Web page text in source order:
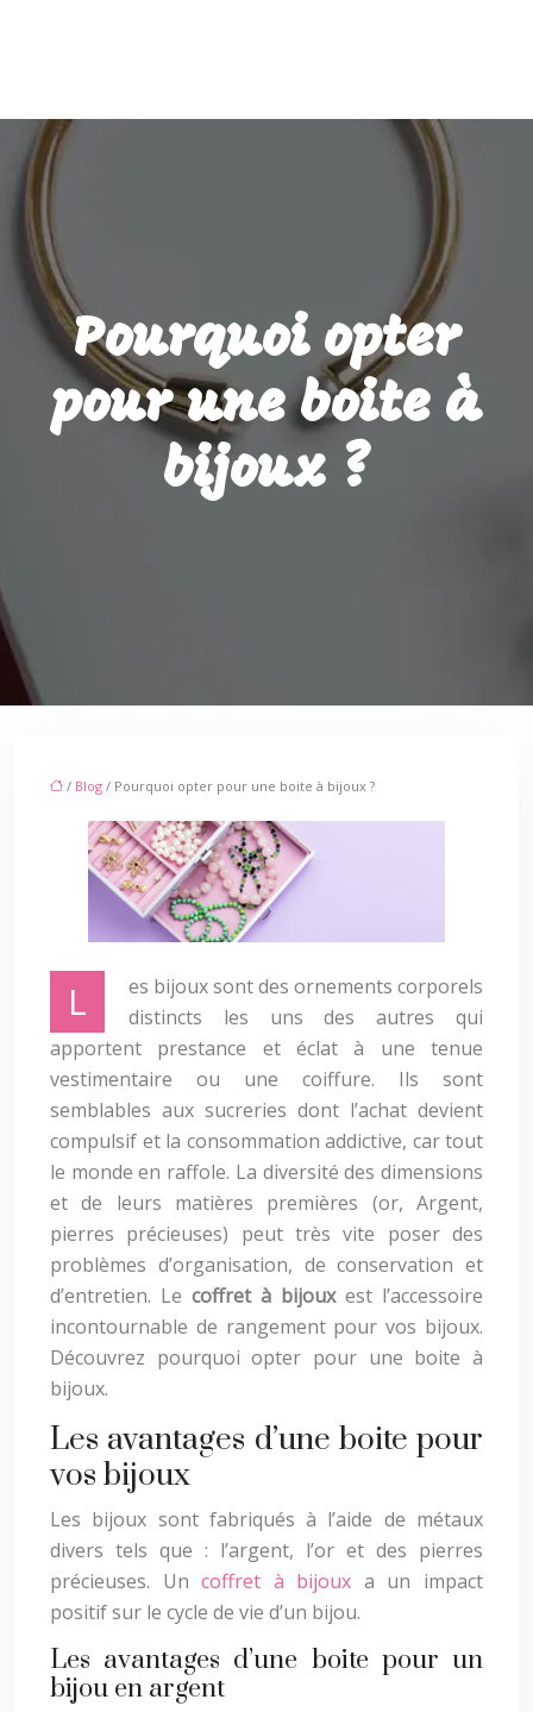
Pourquoi opter
pour une boite à
bijoux ?
/ Blog / Pourquoi opter pour une boite à bijoux ?
L
es bijoux sont des ornements corporels
distincts les uns des autres qui
apportent prestance et éclat à une tenue
vestimentaire ou une coiffure. Ils sont
semblables aux sucreries dont l’achat devient
compulsif et la consommation addictive, car tout
le monde en raffole. La diversité des dimensions
et de leurs matières premières (or, Argent,
pierres précieuses) peut très vite poser des
problèmes d’organisation, de conservation et
d’entretien. Le coffret à bijouxest l’accessoire
incontournable de rangement pour vos bijoux.
Découvrez pourquoi opter pour une boite à
bijoux.
Les avantages d’une boite pour
vos bijoux
Les bijoux sont fabriqués à l’aide de métaux
divers tels que : l’argent, l’or et des pierres
précieuses. Uncoffret à bijoux a un impact
positif sur le cycle de vie d’un bijou.
Les avantages d’une boite pour un
bijou en argent